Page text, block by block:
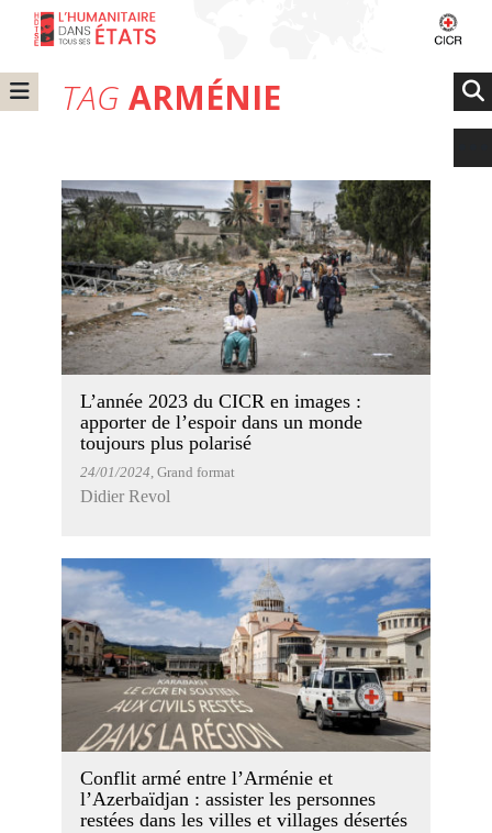
TAG ARMÉNIE
L’année 2023 du CICR en images :
apporter de l’espoir dans un monde
toujours plus polarisé
24/01/2024 , Grand format
Didier Revol
Conflit armé entre l’Arménie et
l’Azerbaïdjan : assister les personnes
restées dans les villes et villages désertés